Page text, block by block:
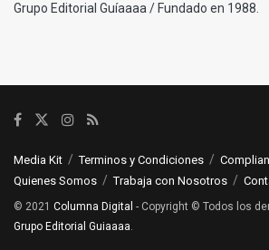
Grupo Editorial Guíaaaa / Fundado en 1988.
Media Kit Terminos y Condiciones
Quienes Somos
Trabaja con Nosotros
© 2021 Columna Digital - Copyright © Todos los
Grupo Editorial Guiaaaa.